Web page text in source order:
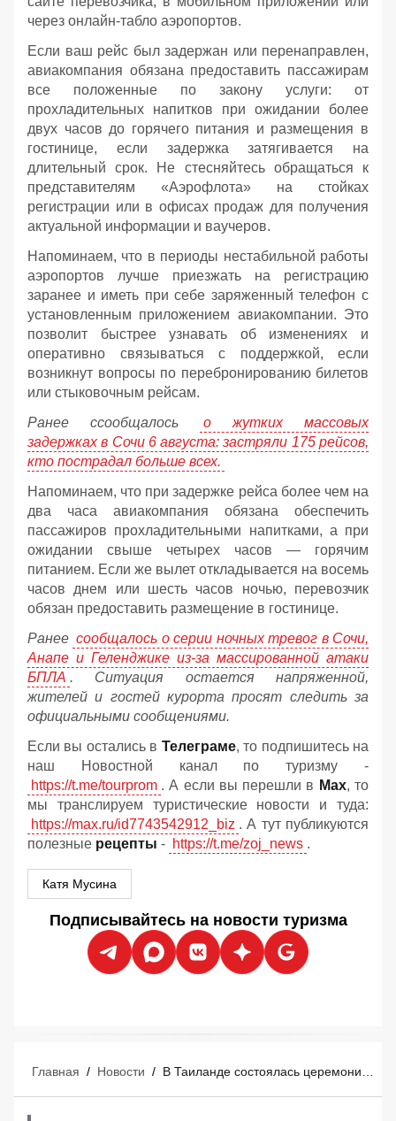
через онлайн-табло аэропортов.
Если ваш рейс был задержан или перенаправлен,
авиакомпания обязана предоставить пассажирам
все положенные по закону услуги: от
прохладительных напитков при ожидании более
двух часов до горячего питания и размещения в
гостинице, если задержка затягивается на
длительный срок. Не стесняйтесь обращаться к
представителям «Аэрофлота» на стойках
регистрации или в офисах продаж для получения
актуальной информации и ваучеров.
Напоминаем, что в периоды нестабильной работы
аэропортов лучше приезжать на регистрацию
заранее и иметь при себе заряженный телефон с
установленным приложением авиакомпании. Это
позволит быстрее узнавать об изменениях и
оперативно связываться с поддержкой, если
возникнут вопросы по перебронированию билетов
или стыковочным рейсам.
Ранее ссообщалось
о жутких массовых
задержках в Сочи 6 августа: застряли 175 рейсов,
кто пострадал больше всех.
Напоминаем, что при задержке рейса более чем на
два часа авиакомпания обязана обеспечить
пассажиров прохладительными напитками, а при
ожидании свыше четырех часов — горячим
питанием. Если же вылет откладывается на восемь
часов днем или шесть часов ночью, перевозчик
обязан предоставить размещение в гостинице.
Ранее сообщалось о серии ночных тревог в Сочи,
Анапе и Геленджике из-за массированной атаки
БПЛА . Ситуация остается напряженной,
жителей и гостей курорта просят следить за
официальными сообщениями.
Если вы остались в Телеграме, то подпишитесь на
наш Новостной канал по туризму -
https://t.me/tourprom . А если вы перешли в Мах, то
мы транслируем туристические новости и туда:
https://max.ru/id7743542912_biz . А тут публикуются
полезные рецепты - https://t.me/zoj_news .
Катя Мусина
Подписывайтесь на новости туризма
Главная / Новости /